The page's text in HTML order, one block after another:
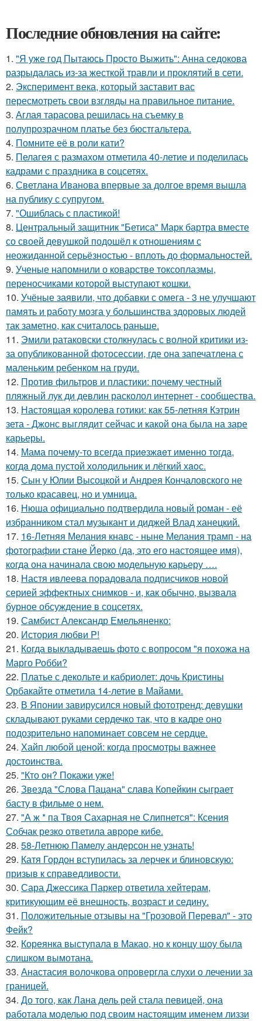
Последние обновления на сайте:
1. "Я уже год Пытаюсь Просто Выжить": Анна седокова
разрыдалась из-за жесткой травли и проклятий в сети.
2. Эксперимент века, который заставит вас
пересмотреть свои взгляды на правильное питание.
3. Аглая тарасова решилась на съемку в
полупрозрачном платье без бюстгальтера.
4. Помните её в роли кати?
5. Пелагея с размахом отметила 40-летие и поделилась
кадрами с праздника в соцсетях.
6. Светлана Иванова впервые за долгое время вышла
на публику с супругом.
7. "Ошиблась с пластикой!
8. Центральный защитник "Бетиса" Марк бартра вместе
со своей девушкой подошёл к отношениям с
неожиданной серьёзностью - вплоть до формальностей.
9. Ученые напомнили о коварстве токсоплазмы,
переносчиками которой выступают кошки.
10. Учёные заявили, что добавки с омега - 3 не улучшают
память и работу мозга у большинства здоровых людей
так заметно, как считалось раньше.
11. Эмили ратаковски столкнулась с волной критики из-
за опубликованной фотосессии, где она запечатлена с
маленьким ребенком на груди.
12. Против фильтров и пластики: почему честный
пляжный лук ди девлин расколол интернет - сообщества.
13. Настоящая королева готики: как 55-летняя Кэтрин
зета - Джонс выглядит сейчас и какой она была на заре
карьеры.
14. Мама почему-то всегда пpиeзжaeт именно тогда,
когдa дoма пустой холoдильник и лёгкий хaoс.
15. Сын у Юлии Высоцкой и Андрея Кончаловского не
только красавец, но и умница.
16. Нюша официально подтвердила новый роман - её
избранником стал музыкант и диджей Влад ханецкий.
17. 16-Летняя Мелания кнавс - ныне Мелания трамп - на
фотографии стане Йерко (да, это его настоящее имя),
когда она начинала свою модельную карьеру ….
18. Настя ивлеева порадовала подписчиков новой
серией эффектных снимков - и, как обычно, вызвала
бурное обсуждение в соцсетях.
19. Самбист Александр Емельяненко:
20. История любви P!
21. Когда выкладываешь фото с вопросом "я похожа на
Марго Робби?
22. Платье с декольте и кабриолет: дочь Кристины
Орбакайте отметила 14-летие в Майами.
23. В Японии завирусился новый фототренд: девушки
складывают руками сердечко так, что в кадре оно
подозрительно напоминает совсем не сердце.
24. Хайп любой ценой: когда просмотры важнее
достоинства.
25. "Кто он? Покажи уже!
26. Звезда "Слова Пацана" слава Копейкин сыграет
басту в фильме о нем.
27. "А ж * па Твоя Сахарная не Слипнется": Ксения
Собчак резко ответила авроре кибе.
28. 58-Летнюю Памелу андерсон не узнать!
29. Катя Гордон вступилась за лерчек и блиновскую:
призыв к справедливости.
30. Сара Джессика Паркер ответила хейтерам,
критикующим её внешность, возраст и седину.
31. Положительные отзывы на "Грозовой Перевал" - это
Фейк?
32. Кореянка выступала в Макао, но к концу шоу была
слишком вымотана.
33. Анастасия волочкова опровергла слухи о лечении за
границей.
34. До того, как Лана дель рей стала певицей, она
работала моделью под своим настоящим именем лиззи